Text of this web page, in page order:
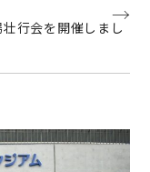
行会を開催しまし
→